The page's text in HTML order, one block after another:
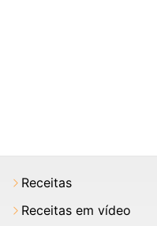
Receitas
Receitas em vídeo